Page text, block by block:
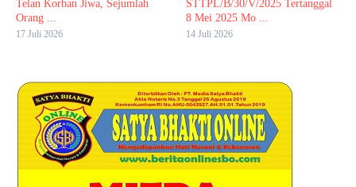
Telan Korban Jiwa, Sejumlah
Orang ...
17 Juli 2026
STTPL/B/30/V/2025 Tertanggal
8 Mei 2025 Mo ...
14 Juli 2026